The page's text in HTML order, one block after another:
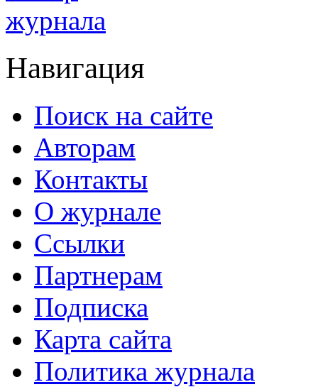
Навигация
Поиск на сайте
Авторам
Контакты
О журнале
Ссылки
Партнерам
Подписка
Карта сайта
Политика журнала